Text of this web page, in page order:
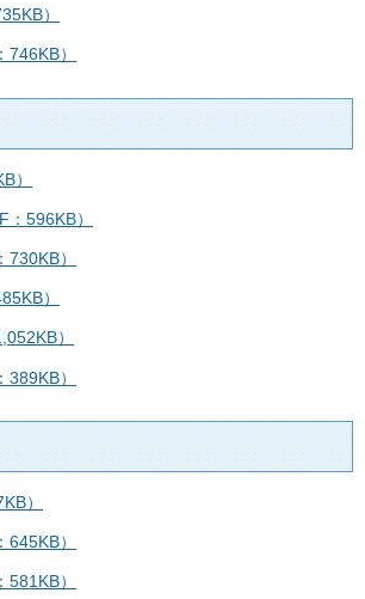
）
）
）
596KB）
）
）
）
）
）
）
）